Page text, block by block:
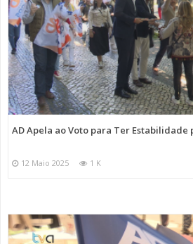
AD Apela ao Voto para Ter Estabilidade
12 Maio 2025 1 K